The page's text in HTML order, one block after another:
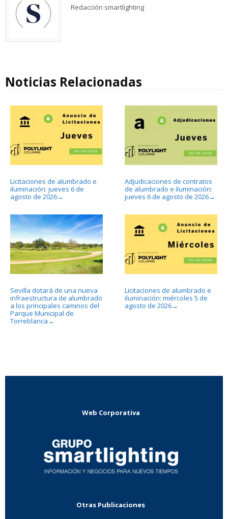
Redacción smartlighting
Noticias Relacionadas
Licitaciones de alumbrado e
iluminación: jueves 6 de
agosto de 2026→
Adjudicaciones de contratos
de alumbrado e iluminación:
jueves 6 de agosto de 2026→
Sevilla dotará de una nueva
infraestructura de alumbrado
a los principales caminos del
Parque Municipal de
Torreblanca →
Licitaciones de alumbrado e
iluminación: miércoles 5 de
agosto de 2026→
Web Corporativa
Otras Publicaciones